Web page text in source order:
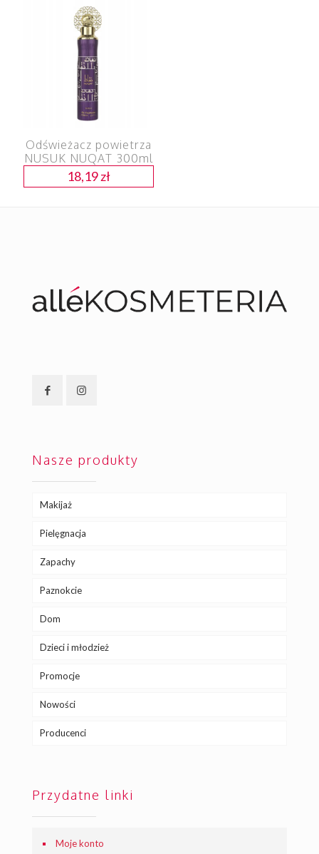
Odświeżacz powietrza
NUSUK NUQAT 300ml
18,19zł
Nasze produkty
Makijaż
Pielęgnacja
Zapachy
Paznokcie
Dom
Dzieci i młodzież
Promocje
Nowości
Producenci
Przydatne linki
Moje konto